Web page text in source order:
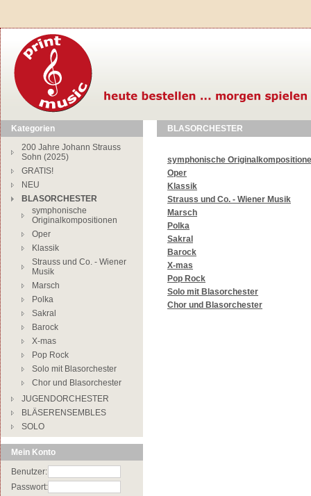
Kategorien
200 Jahre Johann Strauss
Sohn (2025)
GRATIS!
NEU
BLASORCHESTER
symphonische
Originalkompositionen
Oper
Klassik
Strauss und Co. - Wiener
Musik
Marsch
Polka
Sakral
Barock
X-mas
Pop Rock
Solo mit Blasorchester
Chor und Blasorchester
JUGENDORCHESTER
BLÄSERENSEMBLES
SOLO
Mein Konto
Benutzer:
Passwort:
BLASORCHESTER
symphonische
Oper
Klassik
Strauss und Co. - Wiener Musik
Marsch
Polka
Sakral
Barock
X-mas
Pop Rock
Solo mit Blasorchester
Chor und Blasorchester